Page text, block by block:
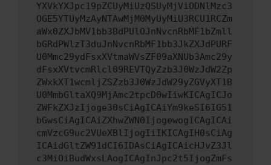
YXVkYXJpc19pZCUyMiUzQSUyMjViODNlMzc3
OGE5YTUyMzAyNTAwMjM0MyUyMiU3RCU1RCZm
aWx0ZXJbMV1bb3BdPUlOJnNvcnRbMF1bZmll
bGRdPWlzT3duJnNvcnRbMF1bb3JkZXJdPURF
U0Mmc29ydFsxXVtmaWVsZF09aXNUb3Amc29y
dFsxXVtvcmRlcl09REVTQyZzb3J0WzJdW2Zp
ZWxkXT1wcmljZSZzb3J0WzJdW29yZGVyXT1B
U0MmbGltaXQ9MjAmc2tpcD0wIiwKICAgICJo
ZWFkZXJzIjoge30sCiAgICAiYm9keSI6IG51
bGwsCiAgICAiZXhwZWN0IjogewogICAgICAi
cmVzcG9uc2VUeXBlIjogIiIKICAgIH0sCiAg
ICAidGltZW91dCI6IDAsCiAgICAicHJvZ3Jl
c3MiOiBudWxsLAogICAgInJpc2t5IjogZmFs